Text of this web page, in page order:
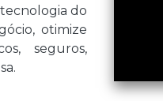
do
otimize
seguros,